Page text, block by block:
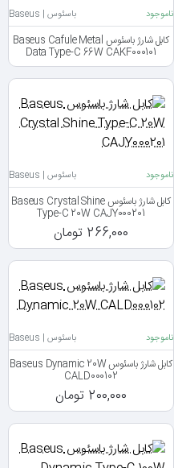
ناموجود باسئوس | Baseus
کابل شارژ باسئوس Baseus Cafule Metal
Data Type-C 66W CAKF000101
ناموجود باسئوس | Baseus
کابل شارژ باسئوس Baseus Crystal Shine
Type-C 20W CAJY000201
266,000 تومان
ناموجود باسئوس | Baseus
کابل شارژ باسئوس Baseus Dynamic 20W
CALD000102
200,000 تومان